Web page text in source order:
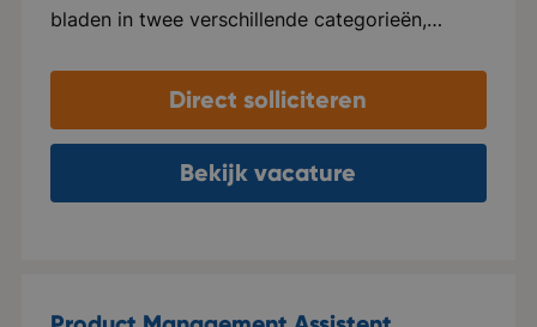
bladen in twee verschillende categorieën,
hier alles voor, van ontwerp tot marketing en
distributie. Elk blad beschikt over een eigen
website en social media kanalen. Naast het
uitgeven van tijdschriften, ondersteunen ze ook
Direct solliciteren
Bekijk vacature